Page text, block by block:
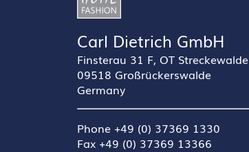
Carl Dietrich GmbH
Finsterau 31 F, OT Streckewalde
09518 Großrückerswalde
Germany
Phone +49 (0) 37369 1330
Fax +49 (0) 37369 13366